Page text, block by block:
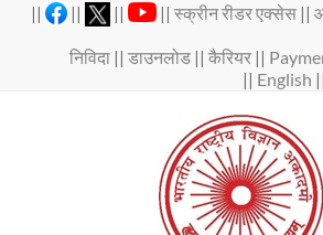
|| || || ||स्क्रीन रीडर एक्सेस ||
निविदा ||डाउनलोड ||कैरियर ||
|| English